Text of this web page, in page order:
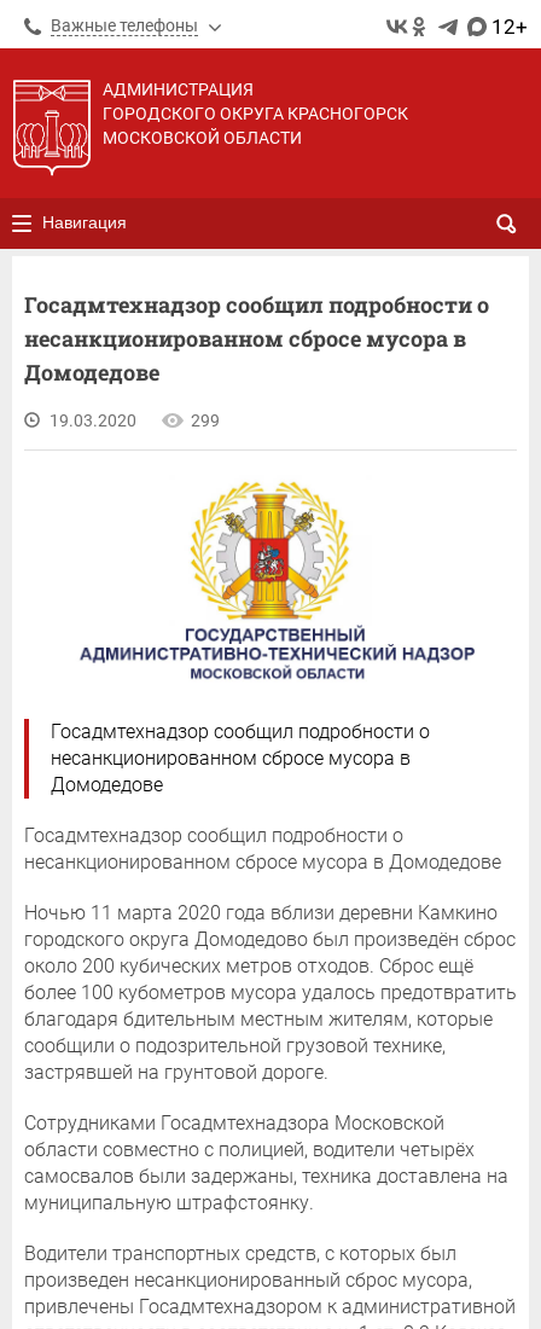
Важные телефоны 12+
АДМИНИСТРАЦИЯ
ГОРОДСКОГО ОКРУГА КРАСНОГОРСК
МОСКОВСКОЙ ОБЛАСТИ
Навигация
Госадмтехнадзор сообщил подробности о
несанкционированном сбросе мусора в
Домодедове
19.03.2020 299
Госадмтехнадзор сообщил подробности о
несанкционированном сбросе мусора в
Домодедове
Госадмтехнадзор сообщил подробности о
несанкционированном сбросе мусора в Домодедове
Ночью 11 марта 2020 года вблизи деревни Камкино
городского округа Домодедово был произведён сброс
около 200 кубических метров отходов. Сброс ещё
более 100 кубометров мусора удалось предотвратить
благодаря бдительным местным жителям, которые
сообщили о подозрительной грузовой технике,
застрявшей на грунтовой дороге.
Сотрудниками Госадмтехнадзора Московской
области совместно с полицией, водители четырёх
самосвалов были задержаны, техника доставлена на
муниципальную штрафстоянку.
Водители транспортных средств, с которых был
произведен несанкционированный сброс мусора,
привлечены Госадмтехнадзором к административной